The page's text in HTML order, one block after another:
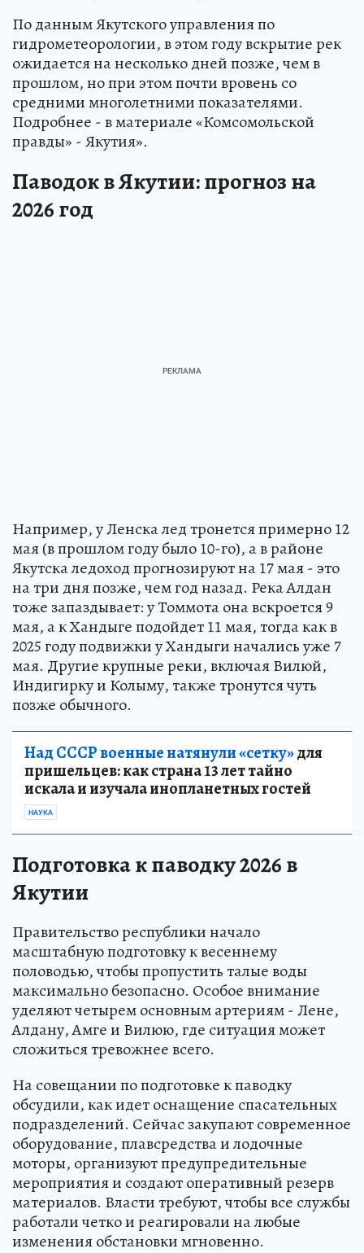
По данным Якутского управления по
гидрометеорологии, в этом году вскрытие рек
ожидается на несколько дней позже, чем в
прошлом, но при этом почти вровень со
средними многолетними показателями.
Подробнее - в материале «Комсомольской
правды» - Якутия».
Паводок в Якутии: прогноз на
2026 год
Например, у Ленска лед тронется примерно 12
мая (в прошлом году было 10-го), а в районе
Якутска ледоход прогнозируют на 17 мая - это
на три дня позже, чем год назад. Река Алдан
тоже запаздывает: у Томмота она вскроется 9
мая, а к Хандыге подойдет 11 мая, тогда как в
2025 году подвижки у Хандыги начались уже 7
мая. Другие крупные реки, включая Вилюй,
Индигирку и Колыму, также тронутся чуть
позже обычного.
Над СССР военные натянули «сетку»для
пришельцев: как страна 13 лет тайно
искала и изучала инопланетных гостей
НАУКА
Подготовка к паводку 2026 в
Якутии
Правительство республики начало
масштабную подготовку к весеннему
половодью, чтобы пропустить талые воды
максимально безопасно. Особое внимание
уделяют четырем основным артериям - Лене,
Алдану, Амге и Вилюю, где ситуация может
сложиться тревожнее всего.
На совещании по подготовке к паводку
обсудили, как идет оснащение спасательных
подразделений. Сейчас закупают современное
оборудование, плавсредства и лодочные
моторы, организуют предупредительные
мероприятия и создают оперативный резерв
материалов. Власти требуют, чтобы все службы
работали четко и реагировали на любые
изменения обстановки мгновенно.